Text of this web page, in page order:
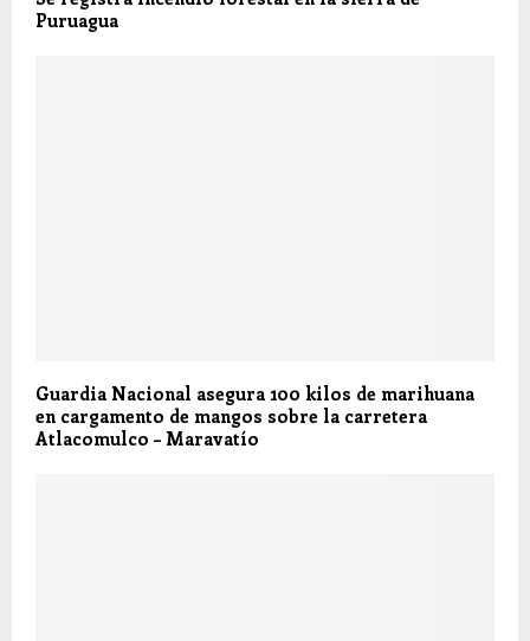
Puruagua
Guardia Nacional asegura 100 kilos de marihuana
en cargamento de mangos sobre la carretera
Atlacomulco – Maravatío